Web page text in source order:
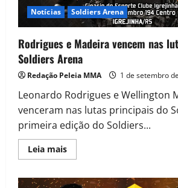
Notícias Soldiers Arena
Rodrigues e Madeira vencem nas
Soldiers Arena
Redação Peleia MMA 1 de setembro
Leonardo Rodrigues e Wellington
venceram nas lutas principais do
primeira edição do Soldiers...
Leia mais